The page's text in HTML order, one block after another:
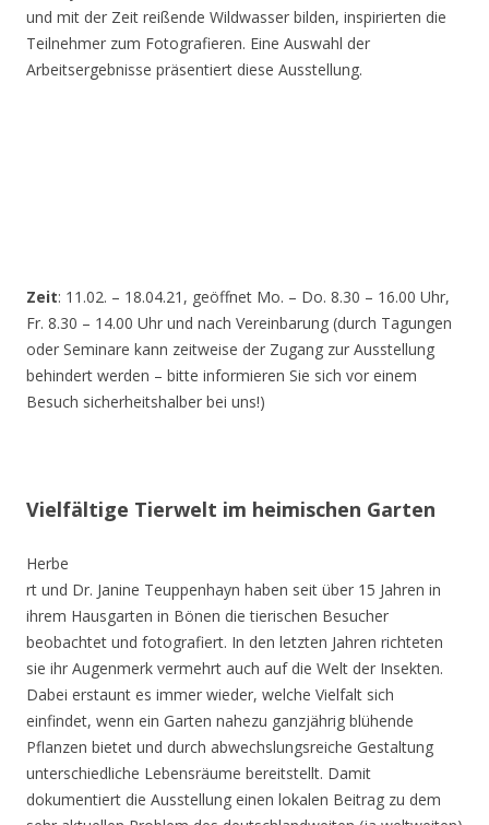
und mit der Zeit reißende Wildwasser bilden, inspirierten die
Teilnehmer zum Fotografieren. Eine Auswahl der
Arbeitsergebnisse präsentiert diese Ausstellung.
Zeit: 11.02. – 18.04.21, geöffnet Mo. – Do. 8.30 – 16.00 Uhr,
Fr. 8.30 – 14.00 Uhr und nach Vereinbarung (durch Tagungen
oder Seminare kann zeitweise der Zugang zur Ausstellung
behindert werden – bitte informieren Sie sich vor einem
Besuch sicherheitshalber bei uns!)
Vielfältige Tierwelt im heimischen Garten
Herbe
rt und Dr. Janine Teuppenhayn haben seit über 15 Jahren in
ihrem Hausgarten in Bönen die tierischen Besucher
beobachtet und fotografiert. In den letzten Jahren richteten
sie ihr Augenmerk vermehrt auch auf die Welt der Insekten.
Dabei erstaunt es immer wieder, welche Vielfalt sich
einfindet, wenn ein Garten nahezu ganzjährig blühende
Pflanzen bietet und durch abwechslungsreiche Gestaltung
unterschiedliche Lebensräume bereitstellt. Damit
dokumentiert die Ausstellung einen lokalen Beitrag zu dem